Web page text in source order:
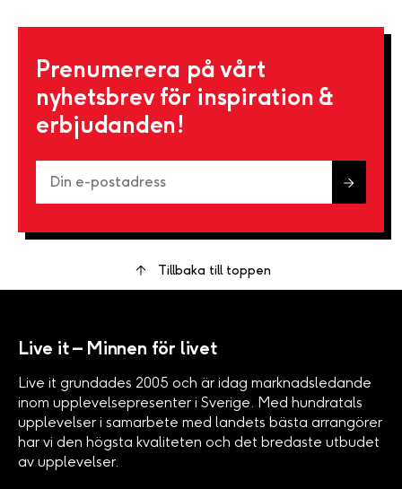
Prenumerera på vårt
nyhetsbrev för inspiration &
erbjudanden!
Tillbaka till toppen
Live it – Minnen för livet
Live it grundades 2005 och är idag marknadsledande
inom upplevelsepresenter i Sverige. Med hundratals
upplevelser i samarbete med landets bästa arrangörer
har vi den högsta kvaliteten och det bredaste utbudet
av upplevelser.